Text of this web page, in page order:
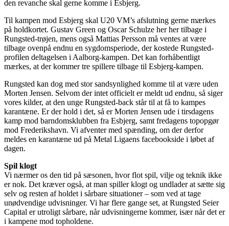
den revanche skal gerne komme i Esbjerg.
Til kampen mod Esbjerg skal U20 VM’s afslutning gerne mærkes
på holdkortet. Gustav Green og Oscar Schulze her her tilbage i
Rungsted-trøjen, mens også Mattias Persson må ventes at være
tilbage ovenpå endnu en sygdomsperiode, der kostede Rungsted-
profilen deltagelsen i Aalborg-kampen. Det kan forhåbentligt
mærkes, at der kommer tre spillere tilbage til Esbjerg-kampen.
Rungsted kan dog med stor sandsynlighed komme til at være uden
Morten Jensen. Selvom der intet officielt er meldt ud endnu, så siger
vores kilder, at den unge Rungsted-back står til at få to kampes
karantæne. Er der hold i det, så er Morten Jensen ude i tirsdagens
kamp mod barndomsklubben fra Esbjerg, samt fredagens topopgør
mod Frederikshavn. Vi afventer med spænding, om der derfor
meldes en karantæne ud på Metal Ligaens facebookside i løbet af
dagen.
Spil klogt
Vi nærmer os den tid på sæsonen, hvor flot spil, vilje og teknik ikke
er nok. Det kræver også, at man spiller klogt og undlader at sætte sig
selv og resten af holdet i sårbare situationer – som ved at tage
unødvendige udvisninger. Vi har flere gange set, at Rungsted Seier
Capital er utroligt sårbare, når udvisningerne kommer, især når det er
i kampene mod topholdene.